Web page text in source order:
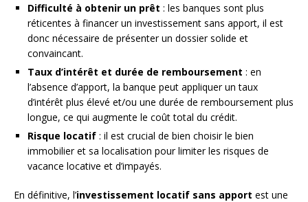
Difficulté à obtenir un prêt : les banques sont plus
réticentes à financer un investissement sans apport, il est
donc nécessaire de présenter un dossier solide et
convaincant.
Taux d’intérêt et durée de remboursement : en
l’absence d’apport, la banque peut appliquer un taux
d’intérêt plus élevé et/ou une durée de remboursement plus
longue, ce qui augmente le coût total du crédit.
Risque locatif : il est crucial de bien choisir le bien
immobilier et sa localisation pour limiter les risques de
vacance locative et d’impayés.
En définitive, l’investissement locatif sans apport est une